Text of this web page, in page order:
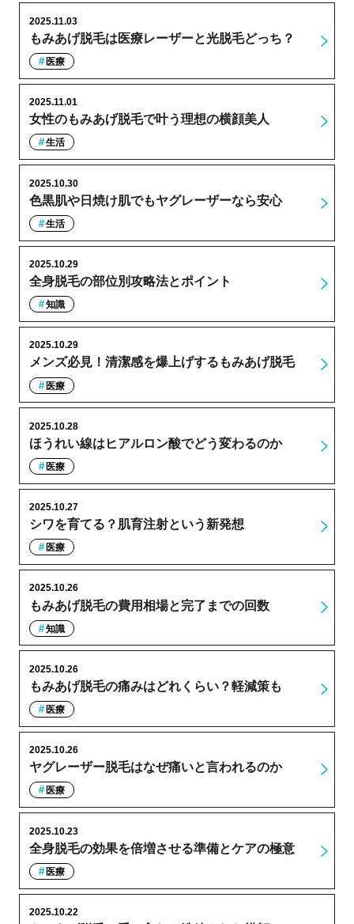
もみあげ脱毛は医療レーザーと光脱毛どっち？
2025.11.03
医療
女性のもみあげ脱毛で叶う理想の横顔美人
2025.11.01
生活
色黒肌や日焼け肌でもヤグレーザーなら安心
2025.10.30
生活
全身脱毛の部位別攻略法とポイント
2025.10.29
知識
メンズ必見！清潔感を爆上げするもみあげ脱毛
2025.10.29
医療
ほうれい線はヒアルロン酸でどう変わるのか
2025.10.28
医療
シワを育てる？肌育注射という新発想
2025.10.27
医療
もみあげ脱毛の費用相場と完了までの回数
2025.10.26
知識
もみあげ脱毛の痛みはどれくらい？軽減策も
2025.10.26
医療
ヤグレーザー脱毛はなぜ痛いと言われるのか
2025.10.26
医療
全身脱毛の効果を倍増させる準備とケアの極意
2025.10.23
医療
2025.10.22